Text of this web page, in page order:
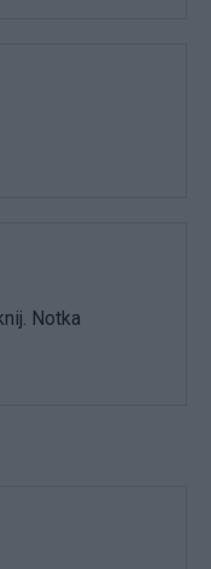
Notka